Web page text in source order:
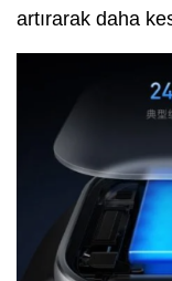
artırarak daha